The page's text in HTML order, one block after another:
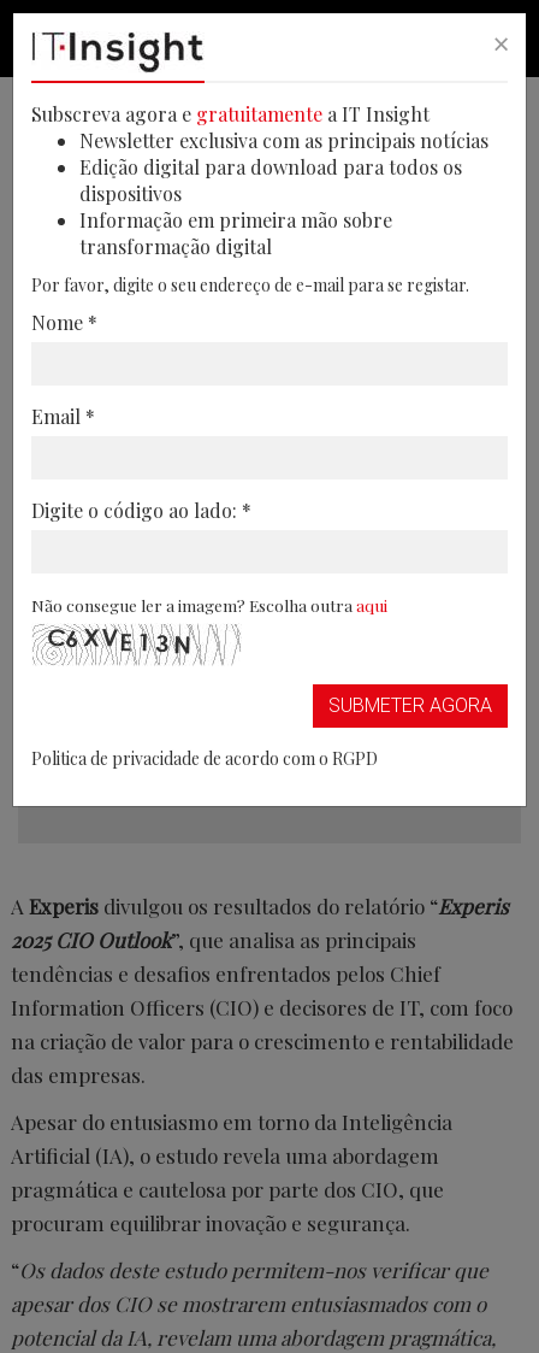
Cibersegurança continua a ser
a maior preocupação dos CIO
Os CIO estão focados na integração da
enquanto priorizam a cibersegurança e a
inovação sustentável
A Experis divulgou os resultados do relatório “Experis
2025 CIO Outlook”, que analisa as principais
tendências e desafios enfrentados pelos Chief
Information Officers (CIO) e decisores de IT, com foco
na criação de valor para o crescimento e rentabilidade
das empresas.
Apesar do entusiasmo em torno da Inteligência
Artificial (IA), o estudo revela uma abordagem
pragmática e cautelosa por parte dos CIO, que
procuram equilibrar inovação e segurança.
“Os dados deste estudo permitem-nos verificar que
apesar dos CIO se mostrarem entusiasmados com o
potencial da IA, revelam uma abordagem pragmática,
×
Subscreva agora e gratuitamente a IT Insight
Newsletter exclusiva com as principais notícias
Edição digital para download para todos os
dispositivos
Informação em primeira mão sobre
transformação digital
Por favor, digite o seu endereço de e-mail para se registar.
Nome *
Email *
Digite o código ao lado: *
Não consegue ler a imagem? Escolha outra aqui
SUBMETER AGORA
Politica de privacidade de acordo com o RGPD